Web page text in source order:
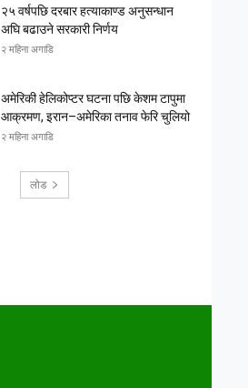
२५ वर्षपछि दरबार हत्याकाण्ड अनुसन्धान
अघि बढाउने सरकारी निर्णय
२ महिना अगाडि
अमेरिकी हेलिकोप्टर घटना पछि केशम टापुमा
आक्रमण, इरान–अमेरिका तनाव फेरि चुलियो
२ महिना अगाडि
लोड